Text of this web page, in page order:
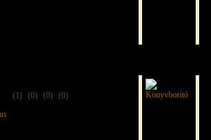
(1) (0) (0) (0)